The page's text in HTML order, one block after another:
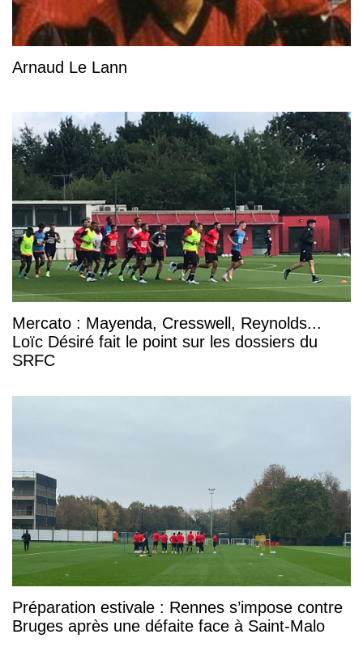
Arnaud Le Lann
Mercato : Mayenda, Cresswell, Reynolds...
Loïc Désiré fait le point sur les dossiers du
SRFC
Préparation estivale : Rennes s’impose contre
Bruges après une défaite face à Saint-Malo